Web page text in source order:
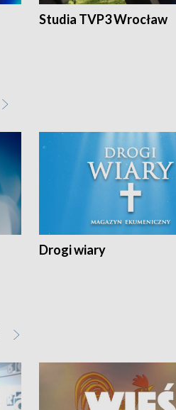
Studia TVP3 Wrocław
Drogi wiary